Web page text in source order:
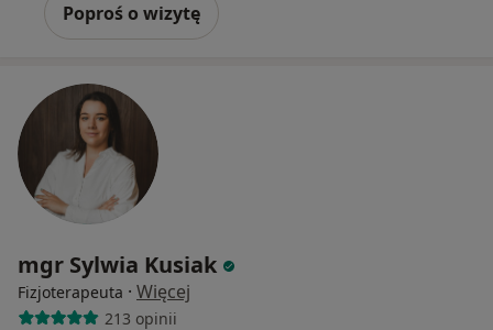
Poproś o wizytę
mgr Sylwia Kusiak
Fizjoterapeuta · Więcej
213 opinii